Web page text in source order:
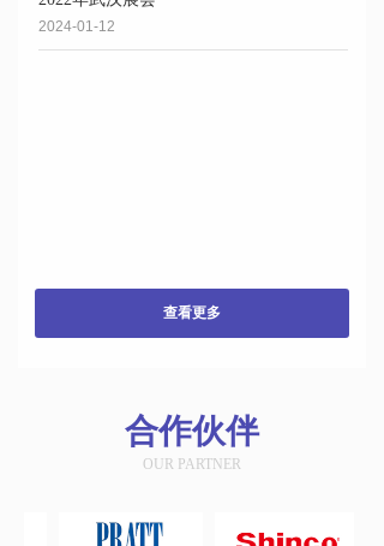
2024-01-12
查看更多
合作伙伴
OUR PARTNER